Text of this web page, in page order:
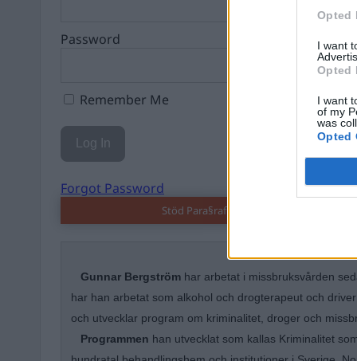
Opted
I want
Opted
I want
of my
was
Opted
Password
Remember Me
Forgot Password
Stöd Para§raf – magasinet som hatas av
Gunnar Bergström har arbetat i missbruksvården
har han arbetat som alkohol och drogterapeut och
och utvecklar program om kriminalitet, droger och
Programmen han utvecklat som kallas Kriminalitet